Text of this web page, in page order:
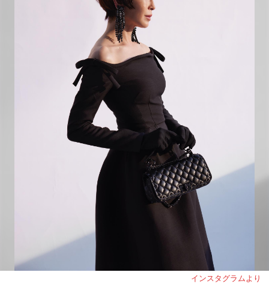
インスタグラムより